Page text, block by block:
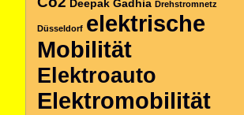
Deepak Gadhia Drehstromnetz
Düsseldorf elektrische
Mobilität
Elektroauto
Elektromobilität